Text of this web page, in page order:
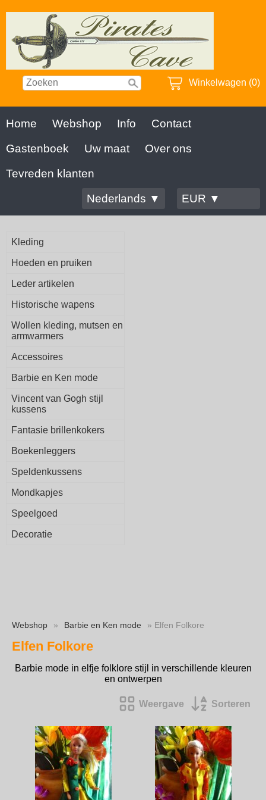
Winkelwagen (0)
Home Webshop Info
Contact
Gastenboek
Uw maat
Over ons
Tevreden klanten
Nederlands ▼
EUR ▼
Kleding
Hoeden en pruiken
Leder artikelen
Historische wapens
Wollen kleding, mutsen en
armwarmers
Accessoires
Barbie en Ken mode
Vincent van Gogh stijl
kussens
Fantasie brillenkokers
Boekenleggers
Speldenkussens
Mondkapjes
Speelgoed
Decoratie
Webshop » Barbie en Ken mode » Elfen Folkore
Elfen Folkore
Barbie mode in elfje folklore stijl in verschillende kleuren
en ontwerpen
Weergave Sorteren